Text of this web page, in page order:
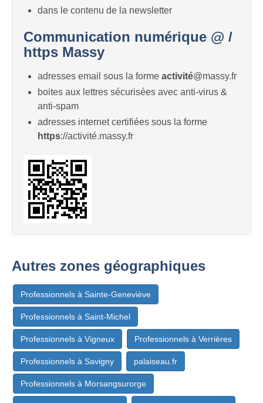
dans le contenu de la newsletter
Communication numérique @ /
https Massy
adresses email sous la forme activité@massy.fr
boites aux lettres sécurisées avec anti-virus &
anti-spam
adresses internet certifiées sous la forme
https://activité.massy.fr
Autres zones géographiques
Professionnels à Sainte-Geneviève
Professionnels à Saint-Michel
Professionnels à Vigneux Professionnels à Verrières
Professionnels à Savigny palaiseau.fr
Professionnels à Morsangsurorge